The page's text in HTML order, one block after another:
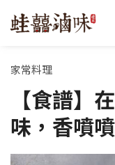
家常料理
【食譜】
味，香噴